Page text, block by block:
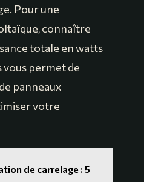
Pour une
connaître
totale en watts
vous permet de
panneaux
votre
de carrelage : 5